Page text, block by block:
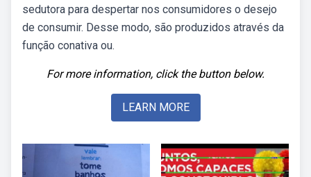
sedutora para despertar nos consumidores o desejo
de consumir. Desse modo, são produzidos através da
função conativa ou.
For more information, click the button below.
LEARN MORE